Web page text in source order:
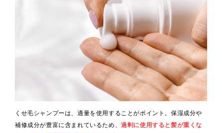
くせ毛シャンプーは、適量を使用することがポイント。保湿成分や
補修成分が豊富に含まれているため、過剰に使用すると髪が重くな